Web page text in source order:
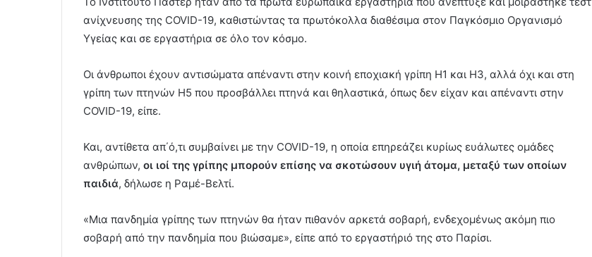
ανίχνευσης της COVID-19, καθιστώντας τα πρωτόκολλα διαθέσιμα στον Παγκόσμιο Οργανισμό
Υγείας και σε εργαστήρια σε όλο τον κόσμο.
Οι άνθρωποι έχουν αντισώματα απέναντι στην κοινή εποχιακή γρίπη H1 και Η3, αλλά όχι και στη
γρίπη των πτηνών H5 που προσβάλλει πτηνά και θηλαστικά, όπως δεν είχαν και απέναντι στην
COVID-19, είπε.
Και, αντίθετα απ΄ό,τι συμβαίνει με την COVID-19, η οποία επηρεάζει κυρίως ευάλωτες ομάδες
ανθρώπων, οι ιοί της γρίπης μπορούν επίσης να σκοτώσουν υγιή άτομα, μεταξύ των οποίων
παιδιά, δήλωσε η Ραμέ-Βελτί.
«Μια πανδημία γρίπης των πτηνών θα ήταν πιθανόν αρκετά σοβαρή, ενδεχομένως ακόμη πιο
σοβαρή από την πανδημία που βιώσαμε», είπε από το εργαστήριό της στο Παρίσι.